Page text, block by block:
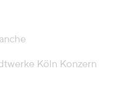
Köln Konzern